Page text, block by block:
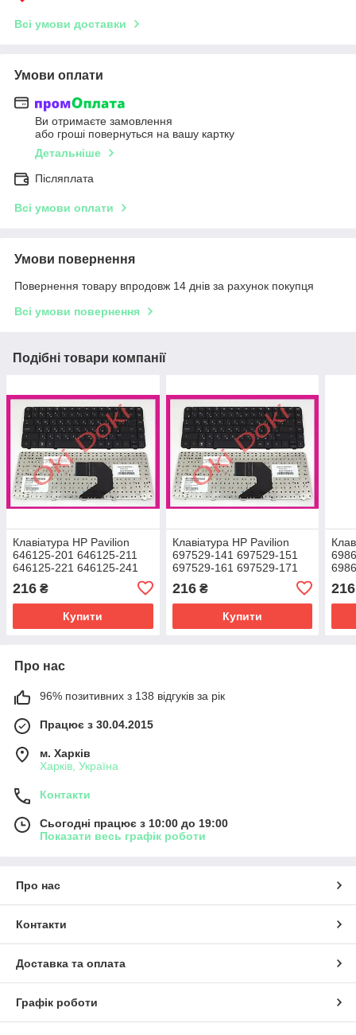
Всі умови доставки
Умови оплати
Ви отримаєте замовлення
або гроші повернуться на вашу картку
Детальніше
Післяплата
Всі умови оплати
Умови повернення
Повернення товару впродовж 14 днів за рахунок покупця
Всі умови повернення
Подібні товари компанії
Клавіатура HP Pavilion
646125-201 646125-211
646125-221 646125-241
646125-251 646125-261
646125-271
216 ₴
Купити
Клавіатура HP Pavilion
697529-141 697529-151
697529-161 697529-171
697529-201 697529-211
697529-221
216₴
Купити
216
Про нас
96% позитивних з 138 відгуків за рік
Працює з 30.04.2015
м. Харків
Харків, Україна
Контакти
Сьогодні працює з 10:00 до 19:00
Показати весь графік роботи
Про нас
Контакти
Доставка та оплата
Графік роботи